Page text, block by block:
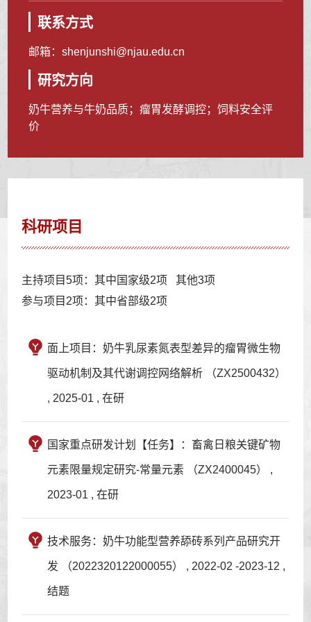
联系方式
邮箱：shenjunshi@njau.edu.cn
研究方向
奶牛营养与牛奶品质；瘤胃发酵调控；饲料安全评
价
科研项目
主持项目5项：其中国家级2项 其他3项
参与项目2项：其中省部级2项
面上项目：奶牛乳尿素氮表型差异的瘤胃微生物
驱动机制及其代谢调控网络解析 （ZX2500432）
, 2025-01 , 在研
国家重点研发计划【任务】：畜禽日粮关键矿物
元素限量规定研究-常量元素 （ZX2400045） ,
2023-01 , 在研
技术服务：奶牛功能型营养舔砖系列产品研究开
发 （2022320122000055） , 2022-02 -2023-12 ,
结题